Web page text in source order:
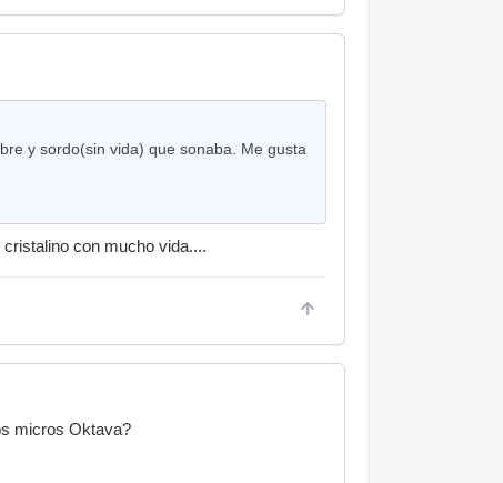
y sordo(sin vida) que sonaba. Me gusta
con mucho vida....
micros Oktava?